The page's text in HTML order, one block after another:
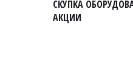
СКУПКА
АКЦИИ